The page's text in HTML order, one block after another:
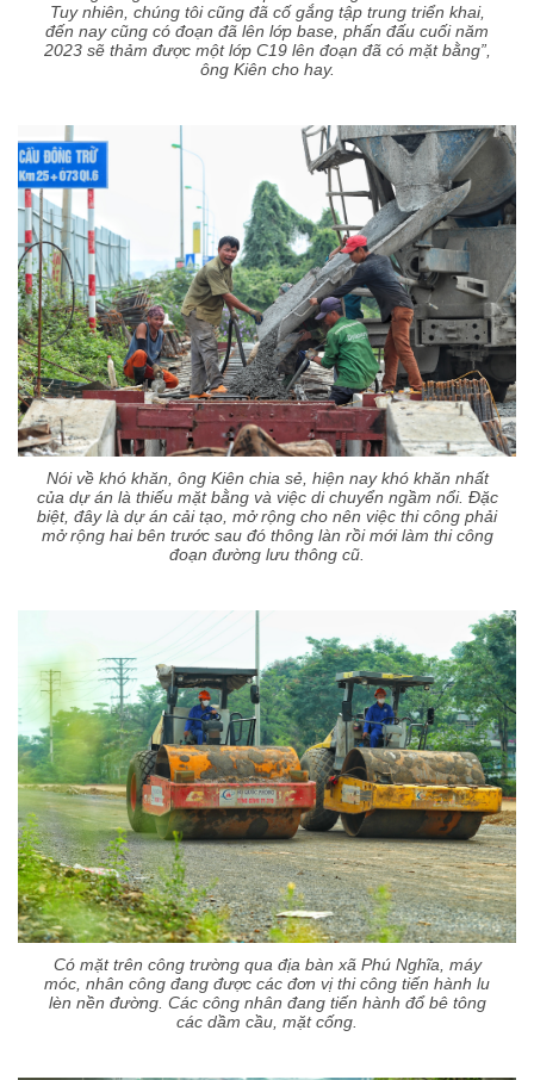
Tuy nhiên, chúng tôi cũng đã cố gắng tập trung triển khai,
đến nay cũng có đoạn đã lên lớp base, phấn đấu cuối năm
2023 sẽ thảm được một lớp C19 lên đoạn đã có mặt bằng”,
ông Kiên cho hay.
Nói về khó khăn, ông Kiên chia sẻ, hiện nay khó khăn nhất
của dự án là thiếu mặt bằng và việc di chuyển ngầm nổi. Đặc
biệt, đây là dự án cải tạo, mở rộng cho nên việc thi công phải
mở rộng hai bên trước sau đó thông làn rồi mới làm thi công
đoạn đường lưu thông cũ.
Có mặt trên công trường qua địa bàn xã Phú Nghĩa, máy
móc, nhân công đang được các đơn vị thi công tiến hành lu
lèn nền đường. Các công nhân đang tiến hành đổ bê tông
các dầm cầu, mặt cống.